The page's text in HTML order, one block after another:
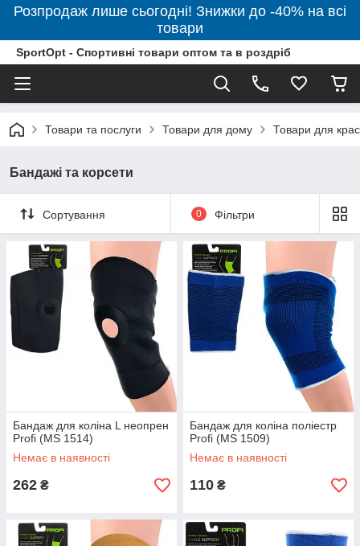
Розпродаж лише сьогодні! Знижки до -40% на всі
товари
SportOpt - Спортивні товари оптом та в роздріб
Товари та послуги Товари для дому Товари для
Бандажі та корсети
Сортування 0 Фільтри
Бандаж для коліна L неопрен
Profi (MS 1514)
Немає в наявності
262 ₴
Бандаж для коліна поліестр
Profi (MS 1509)
Немає в наявності
110 ₴